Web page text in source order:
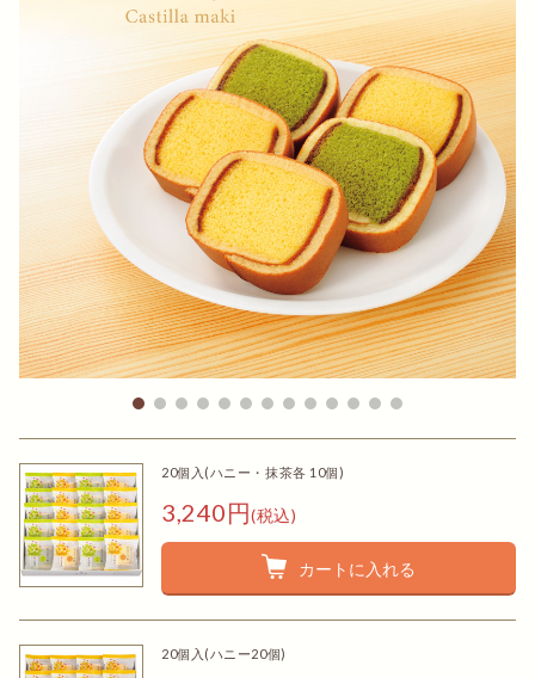
20個入(ハニー・抹茶各 10個)
3,240円(税込)
カートに入れる
20個入(ハニー20個)